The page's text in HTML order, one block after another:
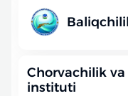
Chorvachilik
instituti